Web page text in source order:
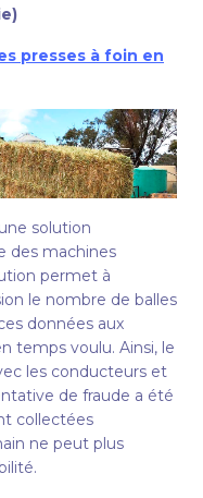
presses à foin en
solution
des machines
permet à
le nombre de balles
données aux
temps voulu. Ainsi, le
les conducteurs et
de fraude a été
collectées
ne peut plus